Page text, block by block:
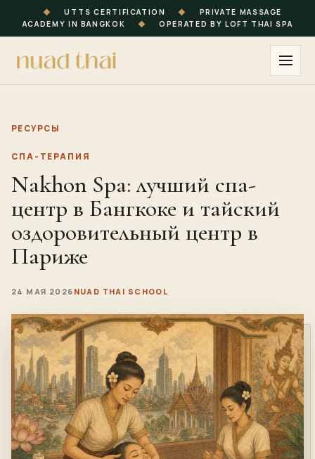
◆ UTTS CERTIFICATION ◆
PRIVATE MASSAGE
ACADEMY IN BANGKOK
◆ OPERATED BY LOFT THAI SPA
РЕСУРСЫ
СПА-ТЕРАПИЯ
Nakhon Spa: лучший спа-
центр в Бангкоке и тайский
оздоровительный центр в
Париже
24 МАЯ 2026 NUAD THAI SCHOOL